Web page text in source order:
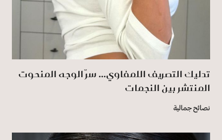
تدليك التصريف اللمفاوي... سرّ الوجه المنحوت
المنتشر بين النجمات
نصائح جمالية